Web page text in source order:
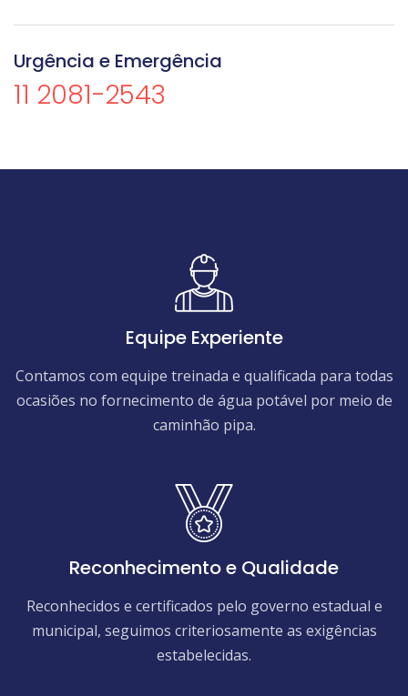
Urgência e Emergência
11 2081-2543
Equipe Experiente
Contamos com equipe treinada e qualificada para todas
ocasiões no fornecimento de água potável por meio de
caminhão pipa.
Reconhecimento e Qualidade
Reconhecidos e certificados pelo governo estadual e
municipal, seguimos criteriosamente as exigências
estabelecidas.